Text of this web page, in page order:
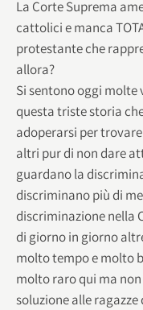
La Corte Suprema
cattolici e manca
protestante che
allora?
Si sentono oggi
questa triste storia
adoperarsi per
altri pur di non dare
guardano la
discriminano più di
discriminazione nella
di giorno in giorno
molto tempo e molto
molto raro qui ma
soluzione alle